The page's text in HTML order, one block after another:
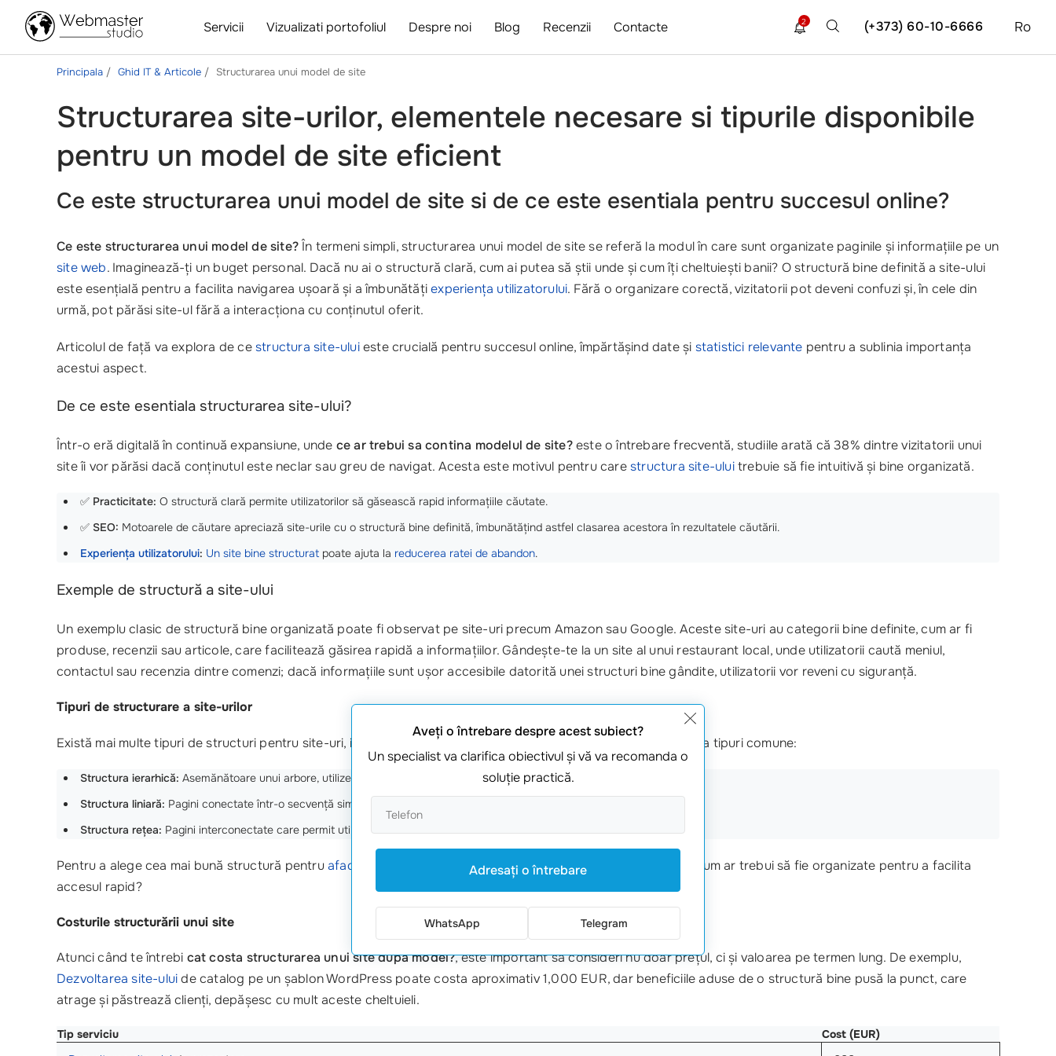
Servicii Vizualizati portofoliul Despre noi Blog Recenzii Contacte Ro
(+373) 60-10-6666
2
Principala Ghid IT & Articole Structurarea unui model de site
Structurarea site-urilor, elementele necesare si tipurile disponibile
pentru un model de site eficient
Ce este structurarea unui model de site si de ce este esentiala pentru succesul online?
Ce este structurarea unui model de site?În termeni simpli, structurarea unui model de site se referă la modul în care sunt organizate paginile și informațiile pe un
site web. Imaginează-ți un buget personal. Dacă nu ai o structură clară, cum ai putea să știi unde și cum îți cheltuiești banii? O structură bine definită a site-ului
este esențială pentru a facilita navigarea ușoară și a îmbunătățiexperiența utilizatorului. Fără o organizare corectă, vizitatorii pot deveni confuzi și, în cele din
urmă, pot părăsi site-ul fără a interacționa cu conținutul oferit.
Articolul de față va explora de cestructura site-uluieste crucială pentru succesul online, împărtășind date și statistici relevante pentru a sublinia importanța
acestui aspect.
De ce este esentiala structurarea site-ului?
Într-o eră digitală în continuă expansiune, unde ce ar trebui sa contina modelul de site?este o întrebare frecventă, studiile arată că 38% dintre vizitatorii unui
site îi vor părăsi dacă conținutul este neclar sau greu de navigat. Acesta este motivul pentru carestructura site-uluitrebuie să fie intuitivă și bine organizată.
✅ Practicitate: O structură clară permite utilizatorilor să găsească rapid informațiile căutate.
✅ SEO: Motoarele de căutare apreciază site-urile cu o structură bine definită, îmbunătățind astfel clasarea acestora în rezultatele căutării.
Experiența utilizatorului: Un site bine structurat poate ajuta la reducerea ratei de abandon.
Exemple de structură a site-ului
Un exemplu clasic de structură bine organizată poate fi observat pe site-uri precum Amazon sau Google. Aceste site-uri au categorii bine definite, cum ar fi
produse, recenzii sau articole, care facilitează găsirea rapidă a informațiilor. Gândește-te la un site al unui restaurant local, unde utilizatorii caută meniul,
contactul sau recenzia dintre comenzi; dacă informațiile sunt ușor accesibile datorită unei structuri bine gândite, utilizatorii vor reveni cu siguranță.
Tipuri de structurare a site-urilor
Există mai multe tipuri de structuri pentru site-uri, iar alegerea uneia depinde de natura afacerii tale. Iată câteva tipuri comune:
Structura ierarhică: Asemănătoare unui arbore, utilizează pagini principale și subpagini.
Structura liniară: Pagini conectate într-o secvență simplă.
Structura rețea: Pagini interconectate care permit utilizatorilor să navigheze liber.
Pentru a alege cea mai bună structură pentruafacerea ta
, pune-te în locul utilizatorului. Ce informații caută? Cum ar trebui să fie organizate pentru a facilita
accesul rapid?
Costurile structurării unui site
Atunci când te întrebi cat costa structurarea unui site dupa model?, este important să consideri nu doar prețul, ci și valoarea pe termen lung. De exemplu,
Dezvoltarea site-uluide catalog pe un șablon WordPress poate costa aproximativ 1,000 EUR, dar beneficiile aduse de o structură bine pusă la punct, care
atrage și păstrează clienți, depășesc cu mult aceste cheltuieli.
Tip serviciu
Cost (EUR)
Aveţi o întrebare despre acest subiect?
Un specialist va clarifica obiectivul şi vă va recomanda o
soluţie practică.
Adresaţi o întrebare
WhatsApp Telegram